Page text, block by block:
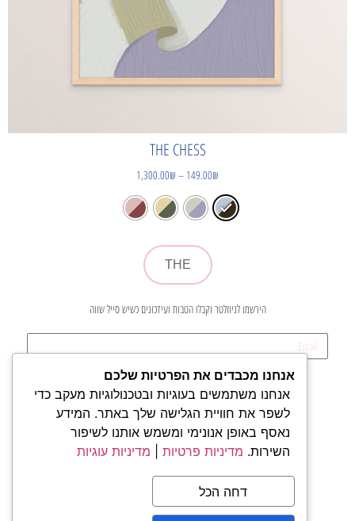
THE CHESS
149.00₪
–
1,300.00₪
THE
חנות
מי אנחנו
הירשמו לניוזלטר וקבלו הטבות ועידכונים כשיש סייל שווה
אנחנו מכבדים את הפרטיות שלכם
אנחנו משתמשים בעוגיות ובטכנולוגיות מעקב כדי
לשפר את חוויית הגלישה שלך באתר. המידע
נאסף באופן אנונימי ומשמש אותנו לשיפור
השירות. מדיניות פרטיות מדיניות עוגיות
דחה הכל